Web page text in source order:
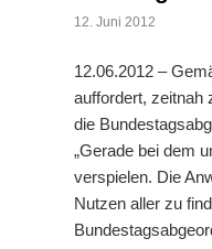
12. Juni 2012
12.06.2012 –
auffordert, zeitnah
die
„Gerade bei dem
verspielen. Die
Nutzen aller zu